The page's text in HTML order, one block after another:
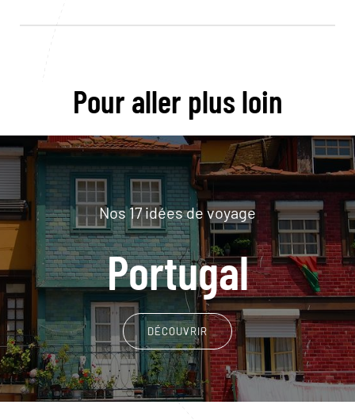
Pour aller plus loin
Nos 17 idées de voyage
Portugal
DÉCOUVRIR